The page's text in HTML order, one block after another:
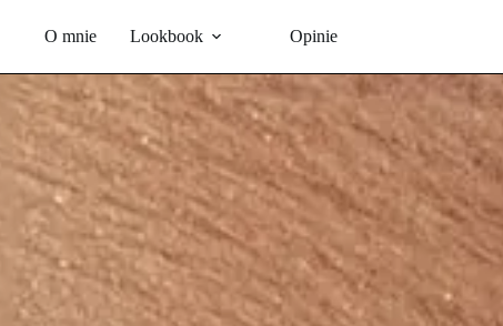
O mnie Lookbook Opinie